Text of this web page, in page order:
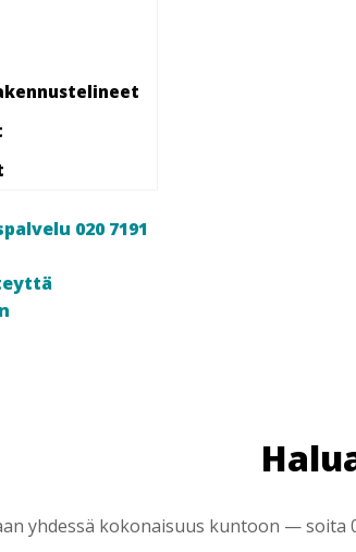
020 7191
yhdessä kokonaisuus kuntoon — soita